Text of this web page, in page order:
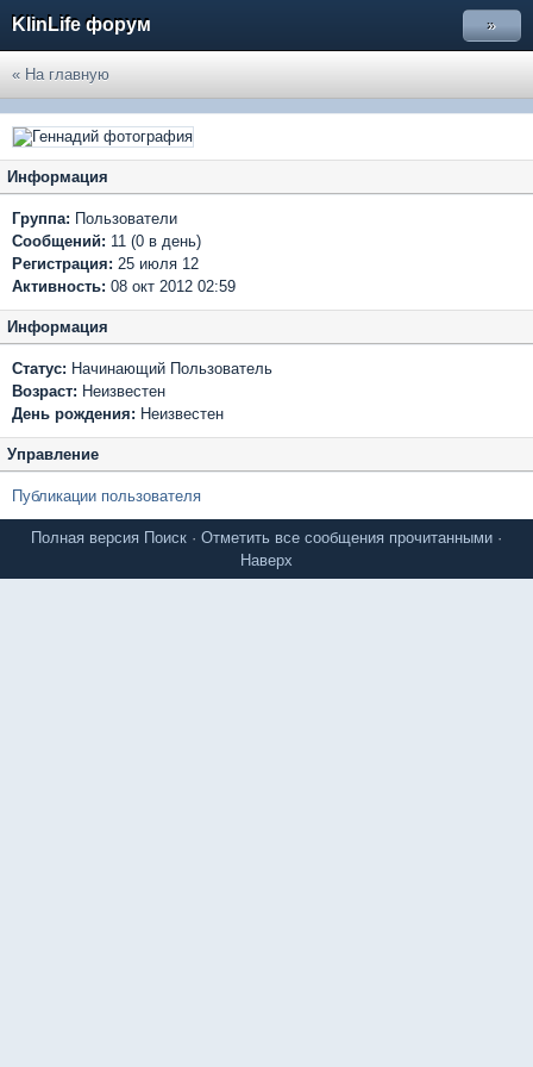
KlinLife форум »
« На главную
Информация
Группа: Пользователи
Сообщений: 11 (0 в день)
Регистрация: 25 июля 12
Активность: 08 окт 2012 02:59
Информация
Статус: Начинающий Пользователь
Возраст: Неизвестен
День рождения: Неизвестен
Управление
Публикации пользователя
Полная версия Поиск · Отметить все сообщения прочитанными ·
Наверх